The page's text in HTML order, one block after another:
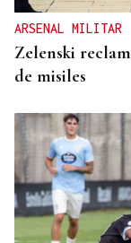
ARSENAL MILITAR
Zelenski
de misiles